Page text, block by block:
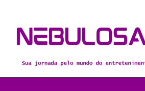
content